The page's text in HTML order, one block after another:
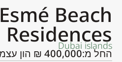
Esmé Beach
Residences
Dubai islands
החל מ:400,000 ₪ הון עצמי